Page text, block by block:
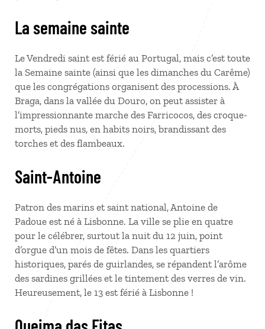
La semaine sainte
Le Vendredi saint est férié au Portugal, mais c’est toute
la Semaine sainte (ainsi que les dimanches du Carême)
que les congrégations organisent des processions. À
Braga, dans la vallée du Douro, on peut assister à
l’impressionnante marche des Farricocos, des croque-
morts, pieds nus, en habits noirs, brandissant des
torches et des flambeaux.
Saint-Antoine
Patron des marins et saint national, Antoine de
Padoue est né à Lisbonne. La ville se plie en quatre
pour le célébrer, surtout la nuit du 12 juin, point
d’orgue d’un mois de fêtes. Dans les quartiers
historiques, parés de guirlandes, se répandent l’arôme
des sardines grillées et le tintement des verres de vin.
Heureusement, le 13 est férié à Lisbonne !